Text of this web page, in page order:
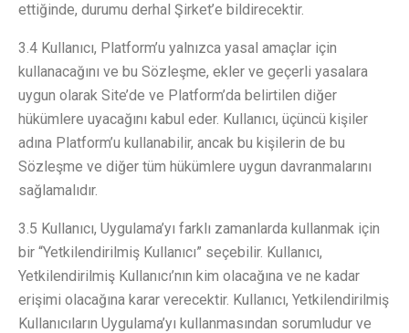
ettiğinde, durumu derhal Şirket’e bildirecektir.
3.4 Kullanıcı, Platform’u yalnızca yasal amaçlar için
kullanacağını ve bu Sözleşme, ekler ve geçerli yasalara
uygun olarak Site’de ve Platform’da belirtilen diğer
hükümlere uyacağını kabul eder. Kullanıcı, üçüncü kişiler
adına Platform’u kullanabilir, ancak bu kişilerin de bu
Sözleşme ve diğer tüm hükümlere uygun davranmalarını
sağlamalıdır.
3.5 Kullanıcı, Uygulama’yı farklı zamanlarda kullanmak için
bir “Yetkilendirilmiş Kullanıcı” seçebilir. Kullanıcı,
Yetkilendirilmiş Kullanıcı’nın kim olacağına ve ne kadar
erişimi olacağına karar verecektir. Kullanıcı, Yetkilendirilmiş
Kullanıcıların Uygulama’yı kullanmasından sorumludur ve